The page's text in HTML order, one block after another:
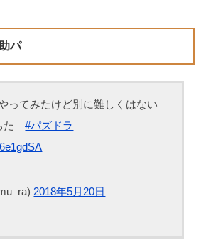
パ
ってみたけど別に難しくはない
た#パズドラ
2018年5月20日